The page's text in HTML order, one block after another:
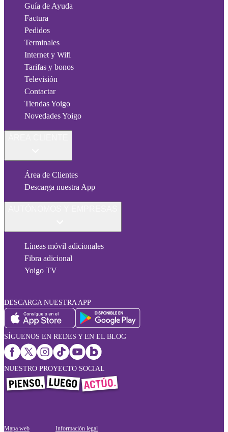
Guía de Ayuda
Factura
Pedidos
Terminales
Internet y Wifi
Tarifas y bonos
Televisión
Contactar
Tiendas Yoigo
Novedades Yoigo
Área de Clientes
Descarga nuestra App
Líneas móvil adicionales
Fibra adicional
Yoigo TV
DESCARGA NUESTRA APP
SÍGUENOS EN REDES Y EN EL BLOG
NUESTRO PROYECTO SOCIAL
Mapa web Información legal